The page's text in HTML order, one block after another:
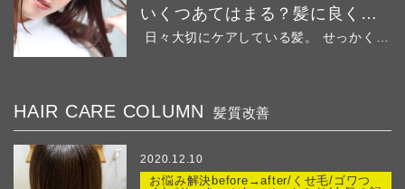
いくつあてはまる？髪に良くないことリストでチェック
HAIR CARE COLUMN 髪質改善
2020.12.10
お悩み解決before→after/くせ毛/ゴワつ